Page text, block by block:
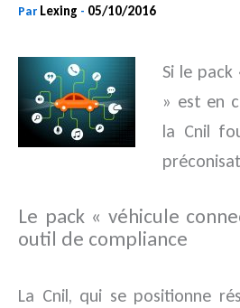
Par Lexing - 05/10/2016
Si le pack
» est en
la Cnil
Le pack « véhicule
outil de compliance
La Cnil, qui se positionne